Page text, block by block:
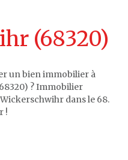
(68320)
un bien immobilier à
? Immobilier
dans le 68.
!